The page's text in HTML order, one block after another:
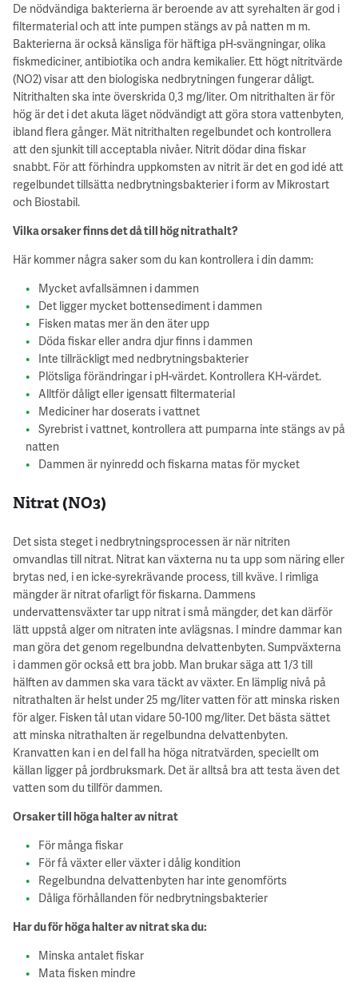
De nödvändiga bakterierna är beroende av att syrehalten är god i
filtermaterial och att inte pumpen stängs av på natten m m.
Bakterierna är också känsliga för häftiga pH-svängningar, olika
fiskmediciner, antibiotika och andra kemikalier. Ett högt nitritvärde
(NO2) visar att den biologiska nedbrytningen fungerar dåligt.
Nitrithalten ska inte överskrida 0,3 mg/liter. Om nitrithalten är för
hög är det i det akuta läget nödvändigt att göra stora vattenbyten,
ibland flera gånger. Mät nitrithalten regelbundet och kontrollera
att den sjunkit till acceptabla nivåer. Nitrit dödar dina fiskar
snabbt. För att förhindra uppkomsten av nitrit är det en god idé att
regelbundet tillsätta nedbrytningsbakterier i form av Mikrostart
och Biostabil.
Vilka orsaker finns det då till hög nitrathalt?
Här kommer några saker som du kan kontrollera i din damm:
Mycket avfallsämnen i dammen
Det ligger mycket bottensediment i dammen
Fisken matas mer än den äter upp
Döda fiskar eller andra djur finns i dammen
Inte tillräckligt med nedbrytningsbakterier
Plötsliga förändringar i pH-värdet. Kontrollera KH-värdet.
Alltför dåligt eller igensatt filtermaterial
Mediciner har doserats i vattnet
Syrebrist i vattnet, kontrollera att pumparna inte stängs av på
natten
Dammen är nyinredd och fiskarna matas för mycket
Nitrat (NO3)
Det sista steget i nedbrytningsprocessen är när nitriten
omvandlas till nitrat. Nitrat kan växterna nu ta upp som näring eller
brytas ned, i en icke-syrekrävande process, till kväve. I rimliga
mängder är nitrat ofarligt för fiskarna. Dammens
undervattensväxter tar upp nitrat i små mängder, det kan därför
lätt uppstå alger om nitraten inte avlägsnas. I mindre dammar kan
man göra det genom regelbundna delvattenbyten. Sumpväxterna
i dammen gör också ett bra jobb. Man brukar säga att 1/3 till
hälften av dammen ska vara täckt av växter. En lämplig nivå på
nitrathalten är helst under 25 mg/liter vatten för att minska risken
för alger. Fisken tål utan vidare 50-100 mg/liter. Det bästa sättet
att minska nitrathalten är regelbundna delvattenbyten.
Kranvatten kan i en del fall ha höga nitratvärden, speciellt om
källan ligger på jordbruksmark. Det är alltså bra att testa även det
vatten som du tillför dammen.
Orsaker till höga halter av nitrat
För många fiskar
För få växter eller växter i dålig kondition
Regelbundna delvattenbyten har inte genomförts
Dåliga förhållanden för nedbrytningsbakterier
Har du för höga halter av nitrat ska du:
Minska antalet fiskar
Mata fisken mindre